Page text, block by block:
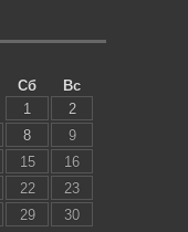
Сб
Вс
1
2
8
9
15
16
22
23
29
30